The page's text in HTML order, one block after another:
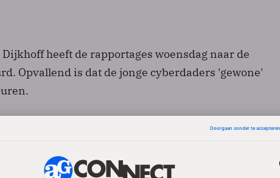
heeft de rapportages woensdag naar de
Opvallend is dat de jonge cyberdaders 'gewone'
is het de vraag of bestaande aanpak bij deze groep
is. Het gaat om jongeren die bijvoorbeeld hacken